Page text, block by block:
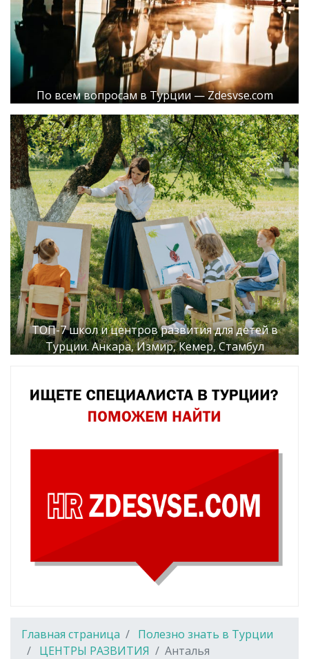
По всем вопросам в Турции — Zdesvse.com
ТОП-7 школ и центров развития для детей в
Турции. Анкара, Измир, Кемер, Стамбул
Главная страница
Полезно знать в Турции
ЦЕНТРЫ РАЗВИТИЯ
Анталья